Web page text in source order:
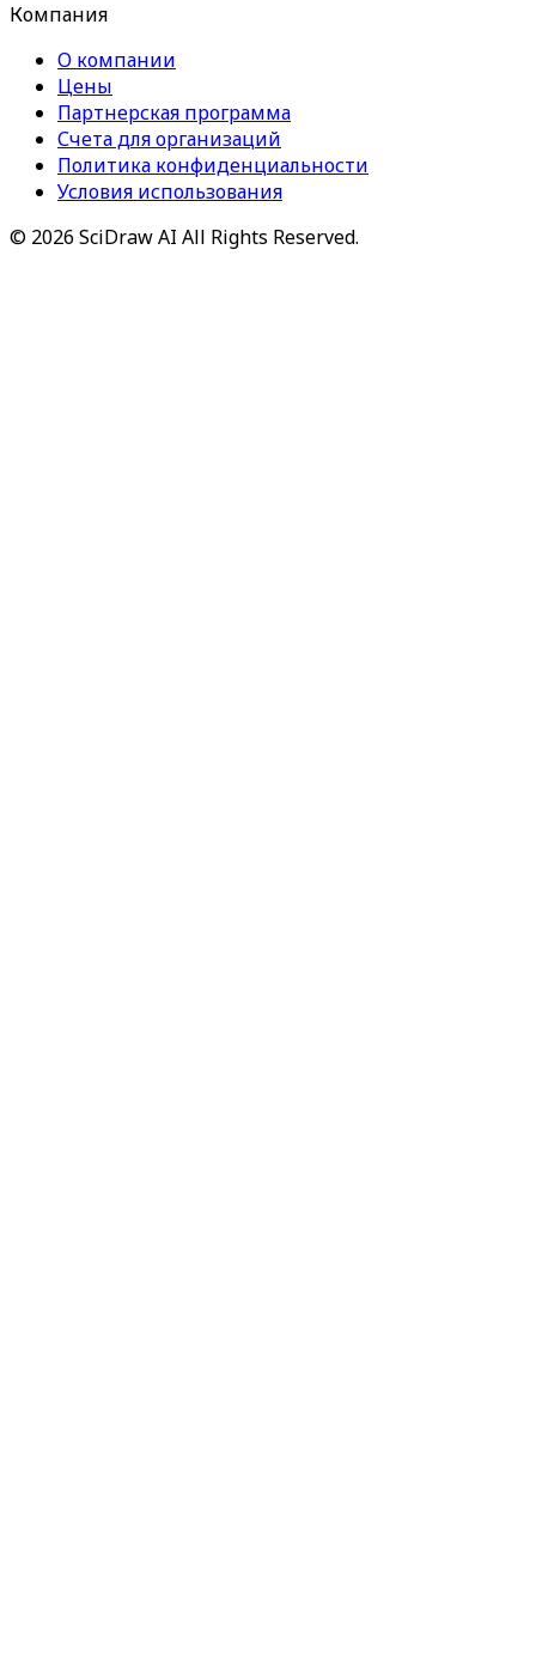
Компания
О компании
Цены
Партнерская программа
Счета для организаций
Политика конфиденциальности
Условия использования
© 2026 SciDraw AI All Rights Reserved.